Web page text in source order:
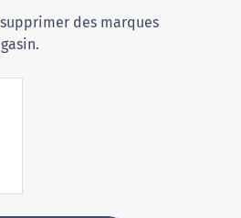
des marques